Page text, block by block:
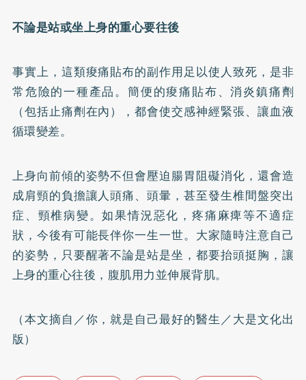
不論是站或坐上身的重心要往後
事實上，這類痠痛貼布的副作用足以使人致死，是非
常危險的一種產品。簡便的痠痛貼布、消炎鎮痛劑
（包括止痛劑在內），都會使交感神經緊張、讓血液
循環變差。
上身向前傾的姿勢不但會壓迫腸胃阻礙消化，還會造
成肩頸的負擔讓人頭痛、頭暈，甚至發生椎間盤突出
症、頸椎病變。如果情況惡化，疼痛麻痺等不適症
狀，今後有可能長伴你一生一世。大家隨時注意自己
的姿勢，只要醒著不論是站是坐，都要抬頭挺胸，讓
上身的重心往後，腹肌用力並伸展背肌。
（本文摘自／你，就是自己最好的醫生／大是文化出
版）